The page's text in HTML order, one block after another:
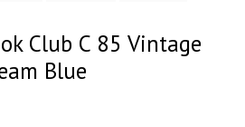
Club C 85 Vintage
Blue